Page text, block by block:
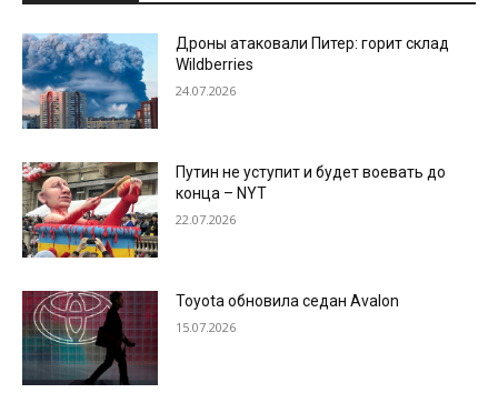
Дроны атаковали Питер: горит склад
Wildberries
24.07.2026
Путин не уступит и будет воевать до
конца – NYT
22.07.2026
Toyota обновила седан Avalon
15.07.2026